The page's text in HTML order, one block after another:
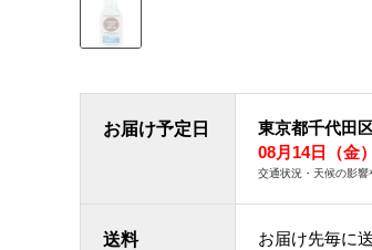
お届け予定日 東京都千代田
08月14日（金
交通状況・天候の影響
送料 お届け先毎に